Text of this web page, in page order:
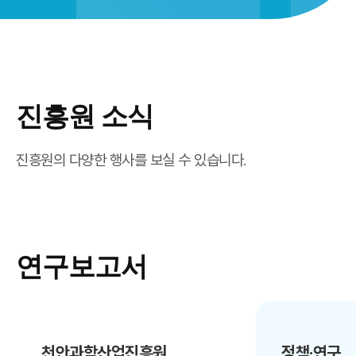
진흥원 소식
진흥원의 다양한 행사를 보실 수 있습니다.
연구보고서